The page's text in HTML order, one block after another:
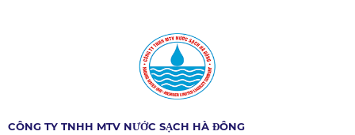
CÔNG TY TNHH MTV NƯỚC SẠCH HÀ ĐÔNG